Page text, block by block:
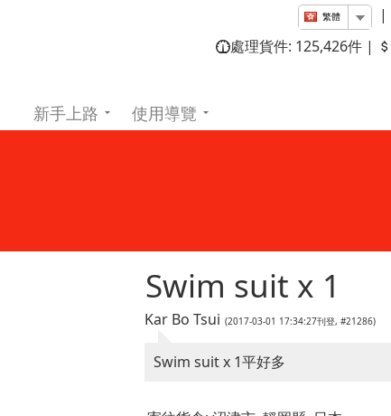
繁體 |
處理貨件: 125,426件 |
新手上路 使用導覽
Swim suit x 1
Kar Bo Tsui (2017-03-01 17:34:27刊登, #21286)
Swim suit x 1平好多